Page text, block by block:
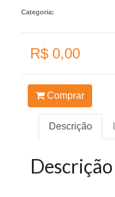
Categoria:
R$ 0,00
Comprar
Descrição
Descrição